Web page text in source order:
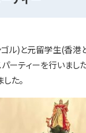
ル)と元留学生(香港
ーティーを行いまし
た。